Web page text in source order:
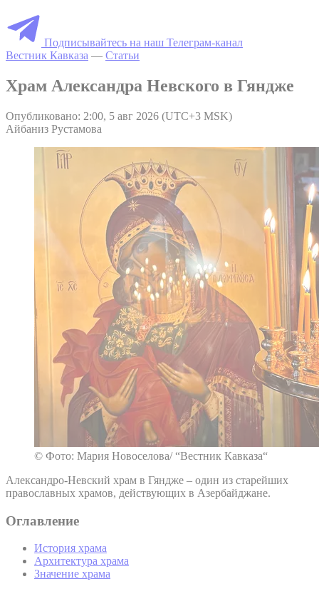
Подписывайтесь на наш Телеграм-канал
Вестник Кавказа — Статьи
Храм Александра Невского в Гяндже
Опубликовано: 2:00, 5 авг 2026 (UTC+3 MSK)
Айбаниз Рустамова
© Фото: Мария Новоселова/ “Вестник Кавказа“
Александро-Невский храм в Гяндже – один из старейших
православных храмов, действующих в Азербайджане.
Оглавление
История храма
Архитектура храма
Значение храма